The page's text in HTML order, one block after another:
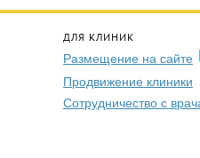
ДЛЯ КЛИНИК
Размещение на сайте
Продвижение клиники
Сотрудничество с